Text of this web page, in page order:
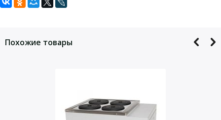
Технические характеристики ЛБ11-Ш:
температуры
· Tокр+5…+200 °С
Неоднородность температурного
поля в рабочем объеме
· ±1 °С
Комплект поставки ЛБ11-Ш:
Корзина — 1 шт.
Кольцо с внутренним диаметром 60 мм — 1 шт.
Задать вопрос
Похожие товары